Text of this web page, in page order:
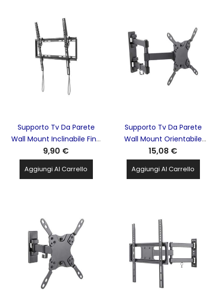
Supporto Tv Da Parete
Wall Mount Inclinabile Fino
A 35Kg 32''-55'' Tilt Extra
Slim SUPERIOR
ELECTRONICS - STV005
9,90 €
Aggiungi Al Carrello
Supporto Tv Da Parete
Wall Mount Orientabile
Fino A 20Kg 13''-42'' Full
Motion Extra Slim - STV010
15,08 €
Aggiungi Al Carrello